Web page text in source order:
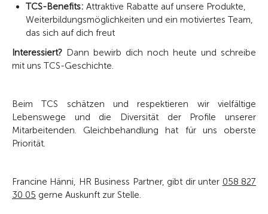
TCS-Benefits: Attraktive Rabatte auf unsere Produkte,
Weiterbildungsmöglichkeiten und ein motiviertes Team,
das sich auf dich freut
Interessiert? Dann bewirb dich noch heute und schreibe
mit uns TCS-Geschichte.
Beim TCS schätzen und respektieren wir vielfältige
Lebenswege und die Diversität der Profile unserer
Mitarbeitenden. Gleichbehandlung hat für uns oberste
Priorität.
Francine Hänni, HR Business Partner, gibt dir unter 058 827
30 05 gerne Auskunft zur Stelle.